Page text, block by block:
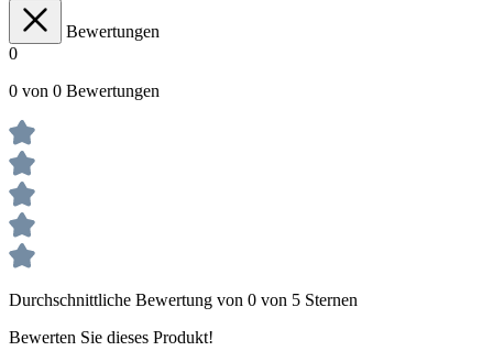
Bewertungen
0
0 von 0 Bewertungen
Durchschnittliche Bewertung von 0 von 5 Sternen
Bewerten Sie dieses Produkt!